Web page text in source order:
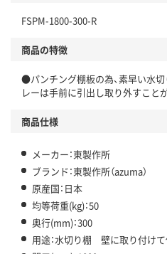
FSPM-1800-300-R
商品の特徴
●パンチング棚板の為、素早い水
レーは手前に引出し取り外すこと
商品仕様
メーカー：東製作所
ブランド：東製作所（azuma）
原産国：日本
均等荷重(kg)：50
奥行(mm)：300
用途：水切り棚 壁に取り付け